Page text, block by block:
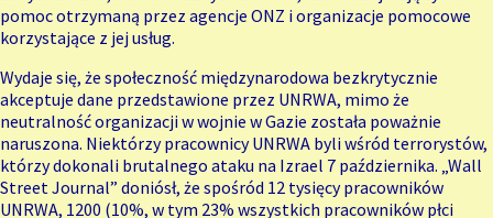
pomoc otrzymaną przez agencje ONZ i organizacje pomocowe
korzystające z jej usług.
Wydaje się, że społeczność międzynarodowa bezkrytycznie
akceptuje dane przedstawione przez UNRWA, mimo że
neutralność organizacji w wojnie w Gazie została poważnie
naruszona. Niektórzy pracownicy UNRWA byli wśród terrorystów,
którzy dokonali brutalnego ataku na Izrael 7 października. „Wall
Street Journal” doniósł, że spośród 12 tysięcy pracowników
UNRWA, 1200 (10%, w tym 23% wszystkich pracowników płci